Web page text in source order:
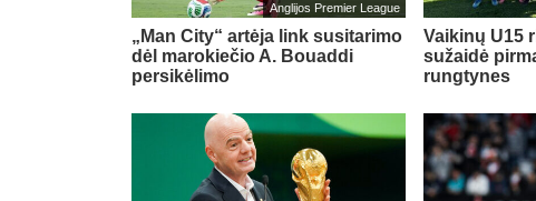
Anglijos Premier League
„Man City“ artėja link susitarimo
dėl marokiečio A. Bouaddi
persikėlimo
Vaikinų U15
sužaidė
rungtynes